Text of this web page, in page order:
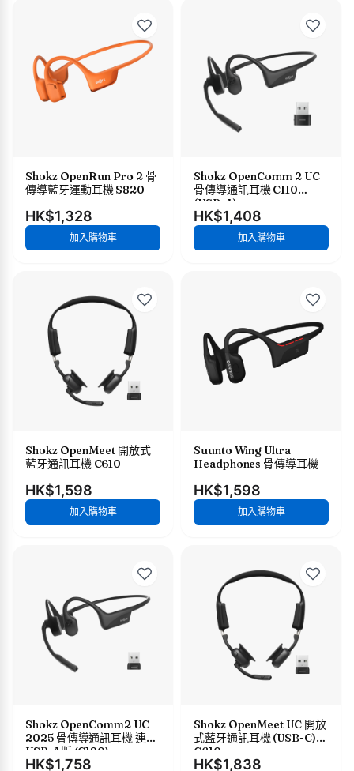
Shokz OpenRun Pro 2 骨
傳導藍牙運動耳機 S820
HK$1,328
加入購物車
Shokz OpenComm 2 UC
骨傳導通訊耳機 C110
(USB-A)
HK$1,408
加入購物車
Shokz OpenMeet 開放式
藍牙通訊耳機 C610
HK$1,598
加入購物車
Suunto Wing Ultra
Headphones 骨傳導耳機
HK$1,598
加入購物車
Shokz OpenComm2 UC
2025 骨傳導通訊耳機 連
USB-A版 (C120)
HK$1,758
Shokz OpenMeet UC 開放
式藍牙通訊耳機 (USB-C)
C610
HK$1,838